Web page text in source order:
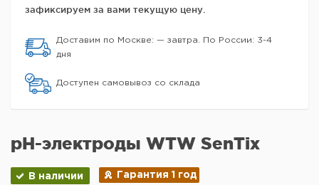
зафиксируем за вами текущую цену.
Доставим по Москве: — завтра. По России: 3-4
дня
Доступен самовывоз со склада
pH-электроды WTW SenTix
В наличии Гарантия 1 год